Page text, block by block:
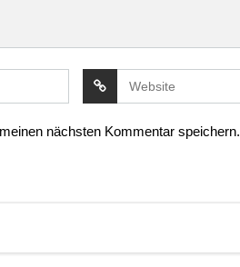
nächsten Kommentar speichern.